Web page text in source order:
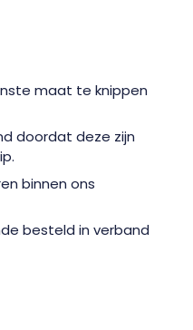
maat te knippen
doordat deze zijn
binnen ons
besteld in verband